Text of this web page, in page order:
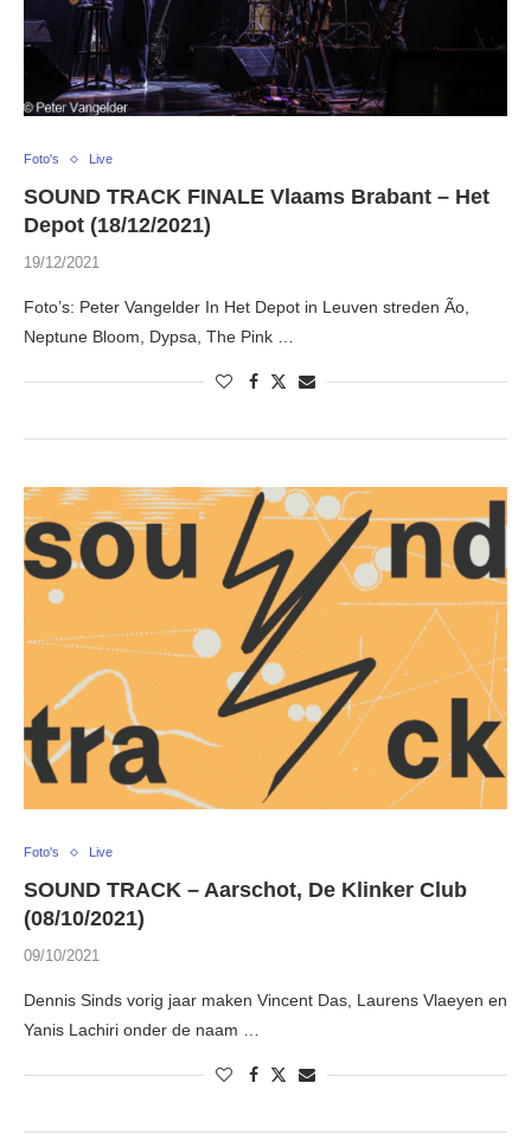
Foto's Live
SOUND TRACK FINALE Vlaams Brabant – Het
Depot (18/12/2021)
19/12/2021
Foto’s: Peter Vangelder In Het Depot in Leuven streden Ão,
Neptune Bloom, Dypsa, The Pink …
Foto's Live
SOUND TRACK – Aarschot, De Klinker Club
(08/10/2021)
09/10/2021
Dennis Sinds vorig jaar maken Vincent Das, Laurens Vlaeyen en
Yanis Lachiri onder de naam …